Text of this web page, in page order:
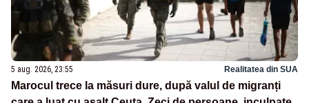
5 aug. 2026, 23:55 Realitatea din SUA
Marocul trece la măsuri dure, după valul de migranți